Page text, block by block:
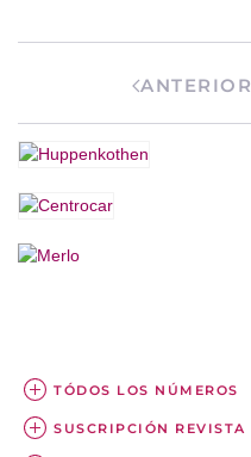
ANTERIOR
TÓDOS LOS NÚMEROS
SUSCRIPCIÓN REVISTA